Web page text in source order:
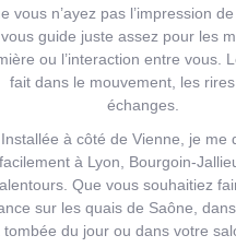
vous n’ayez pas l’impression
vous guide juste assez pour les
ou l’interaction entre vous.
fait dans le mouvement, les
échanges.
Installée à côté de Vienne, je me
facilement à Lyon, Bourgoin-
alentours. Que vous souhaitiez
sur les quais de Saône,
tombée du jour ou dans votre